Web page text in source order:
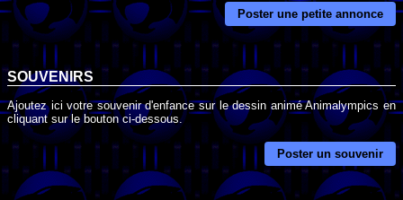
Poster une petite annonce
SOUVENIRS
Ajoutez ici votre souvenir d'enfance sur le dessin animé Animalympics en
cliquant sur le bouton ci-dessous.
Poster un souvenir